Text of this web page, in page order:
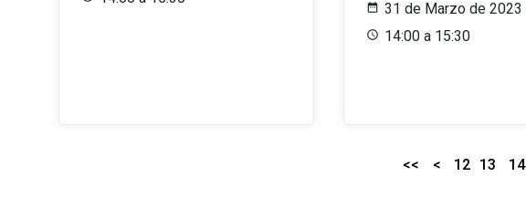
31 de Marzo de 2023
14:00 a 15:30
<< < 12 13 14